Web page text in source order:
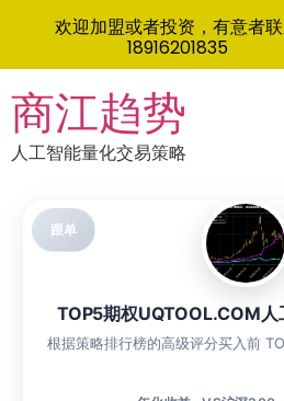
to
content
商江趋势
人工智能量化交易策略
跟单
TOP5期权UQTOOL.COM人
根据策略排行榜的高级评分买入前
欢迎加盟或者投资，有意者
18916201835